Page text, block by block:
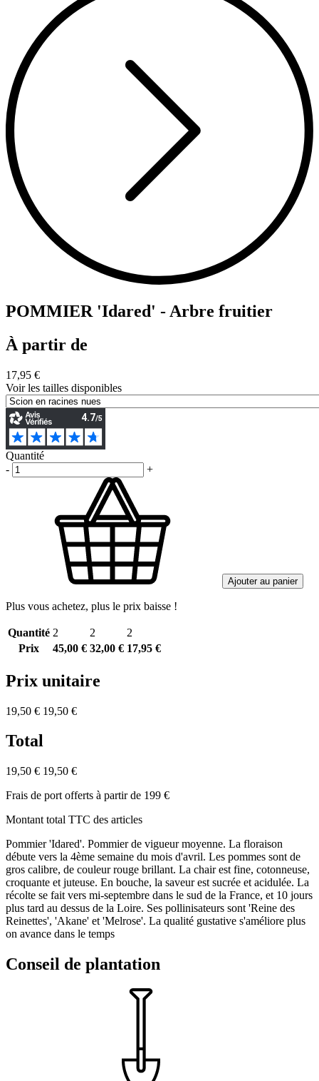
POMMIER 'Idared' - Arbre fruitier
À partir de
17,95 €
Voir les tailles disponibles
Quantité
-
+
Ajouter au panier
Plus vous achetez, plus le prix baisse !
Quantité 2 2
2
Prix
45,00 € 32,00 € 17,95 €
Prix unitaire
19,50 € 19,50 €
Total
19,50 € 19,50 €
Frais de port offerts à partir de 199 €
Montant total TTC des articles
Pommier 'Idared'. Pommier de vigueur moyenne. La floraison
débute vers la 4ème semaine du mois d'avril. Les pommes sont de
gros calibre, de couleur rouge brillant. La chair est fine, cotonneuse,
croquante et juteuse. En bouche, la saveur est sucrée et acidulée. La
récolte se fait vers mi-septembre dans le sud de la France, et 10 jours
plus tard au dessus de la Loire. Ses pollinisateurs sont 'Reine des
Reinettes', 'Akane' et 'Melrose'. La qualité gustative s'améliore plus
on avance dans le temps
Conseil de plantation